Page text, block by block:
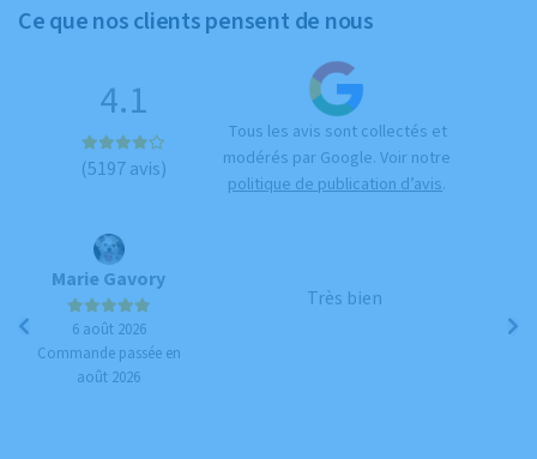
Ce que nos clients pensent de nous
4.1
(5197 avis)
Tous les avis sont collectés et
modérés par Google. Voir notre
politique de publication d’avis.
Marie Gavory
6 août 2026
Commande passée en
août 2026
Très bien